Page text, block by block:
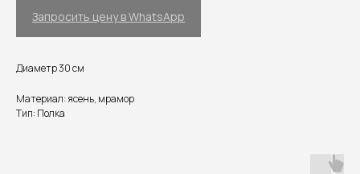
Запросить цену в WhatsApp
Диаметр 30 см
Материал: ясень, мрамор
Тип: Полка